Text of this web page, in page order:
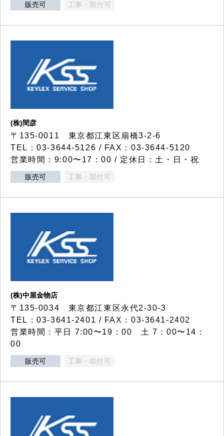
販売可 工事・取付可
(株)間彦
〒135-0011 東京都江東区扇橋3-2-6
TEL：03-3644-5126 / FAX：03-3644-5120
営業時間：9:00〜17：00 / 定休日：土・日・祝
販売可 工事・取付可
(株)中屋金物店
〒135-0034 東京都江東区永代2-30-3
TEL：03-3641-2401 / FAX：03-3641-2402
営業時間：平日 7:00〜19：00 土 7：00〜14：
00
販売可 工事・取付可